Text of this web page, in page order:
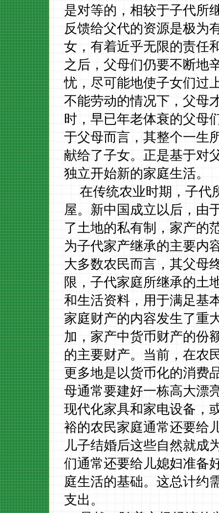
是对等的，相较于子代所
反馈给父代的资源是极为
女，有着近乎无限的责任
之后，父母们仍要不断地
忧，尽可能地使子女们过
不能劳动的情况下，父母
时，早已年老体衰的父母
于父母而言，其整个一生
献给了子女。正是基于对
独立开始新的家庭生活。
在传统农业时期，子代
屋。新中国成立以后，由
了土地的私有制，家产的
为子代家产继承的主要内
大多数农民而言，其父母
限，子代家庭所继承的土
和生活资料，用于满足基
家庭财产的内容发生了重
加，家产中货币财产的份
的主要财产。当前，在农
更多地是以货币化的消费
母通常要建好一栋高大漂
现代化家具和家电设备，
裕的农民家庭通常还要给
儿子结婚后这些自然就成
们通常还要给儿媳妇准备
庭生活的基础。这总计约
支出。